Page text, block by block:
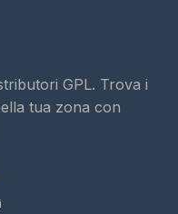
GPL. Trova i
tua zona con